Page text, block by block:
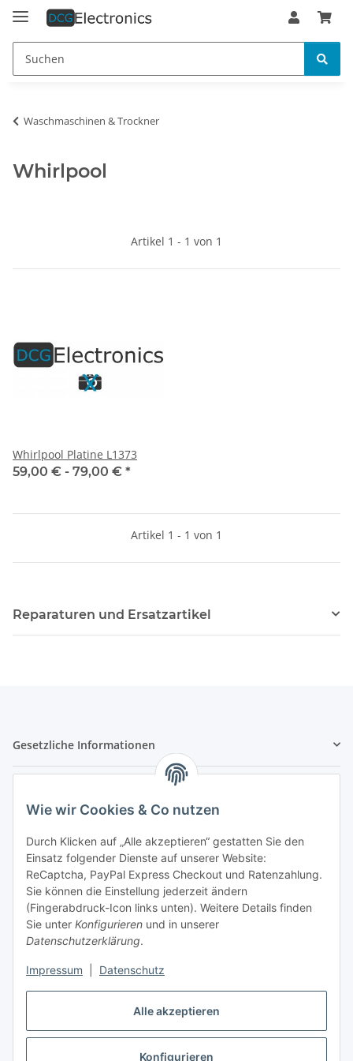
Alle akzeptieren
Konfigurieren
Wie wir Cookies & Co nutzen
Durch Klicken auf „Alle akzeptieren“ gestatten Sie den
Einsatz folgender Dienste auf unserer Website:
ReCaptcha, PayPal Express Checkout und Ratenzahlung.
Sie können die Einstellung jederzeit ändern
(Fingerabdruck-Icon links unten). Weitere Details finden
Sie unter Konfigurieren und in unserer
Datenschutzerklärung.
Impressum Datenschutz
Waschmaschinen & Trockner
Whirlpool
Artikel 1 - 1 von 1
Whirlpool Platine L1373
59,00 € - 79,00 € *
Artikel 1 - 1 von 1
Reparaturen und Ersatzartikel
Gesetzliche Informationen
Zahlung & Versand